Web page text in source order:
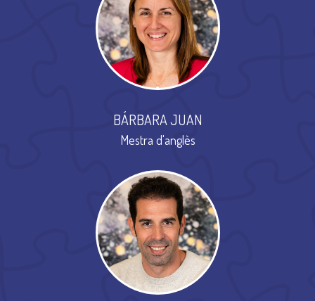
BÁRBARA JUAN
Mestra d'anglès